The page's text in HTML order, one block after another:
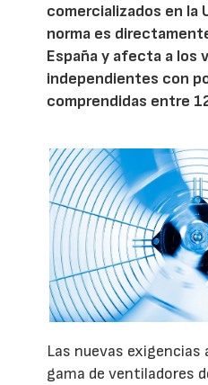
comercializados en la
norma es
España y afecta a los
independientes con
comprendidas entre
Las nuevas exigencias
gama de ventiladores